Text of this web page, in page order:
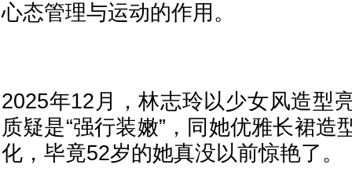
心态管理与运动的作用。
2025年12月，林志玲以少女风造型
质疑是“强行装嫩”，同她优雅长裙造
化，毕竟52岁的她真没以前惊艳了。